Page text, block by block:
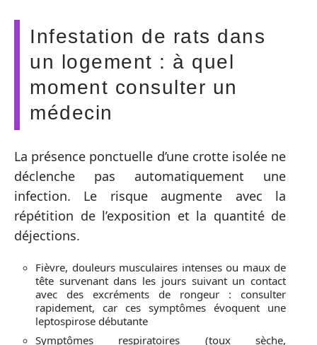
Infestation de rats dans
un logement : à quel
moment consulter un
médecin
La présence ponctuelle d’une crotte isolée ne
déclenche pas automatiquement une
infection. Le risque augmente avec la
répétition de l’exposition et la quantité de
déjections.
Fièvre, douleurs musculaires intenses ou maux de
tête survenant dans les jours suivant un contact
avec des excréments de rongeur : consulter
rapidement, car ces symptômes évoquent une
leptospirose débutante
Symptômes respiratoires (toux sèche,